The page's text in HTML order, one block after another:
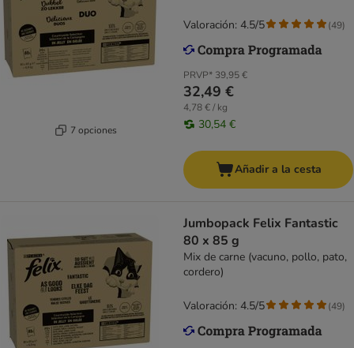
7 opciones
PRVP* 39,95 €
32,49 €
4,78 € / kg
30,54 €
Valoración: 4.5/5 (49)
Añadir a la cesta
Jumbopack Felix Fantastic
80 x 85 g
Mix de carne (vacuno, pollo, pato,
cordero)
Valoración: 4.5/5 (49)